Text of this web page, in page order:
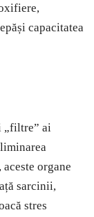
capacitatea
ai
organe
sarcinii,
stres